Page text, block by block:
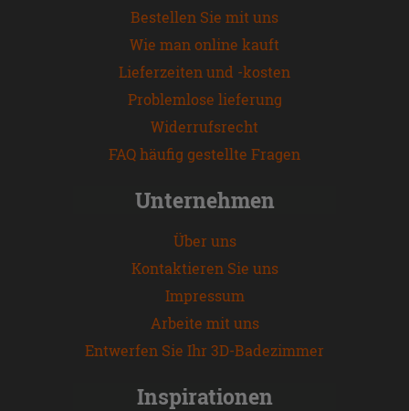
Bestellen Sie mit uns
Wie man online kauft
Lieferzeiten und -kosten
Problemlose lieferung
Widerrufsrecht
FAQ häufig gestellte Fragen
Unternehmen
Über uns
Kontaktieren Sie uns
Impressum
Arbeite mit uns
Entwerfen Sie Ihr 3D-Badezimmer
Inspirationen